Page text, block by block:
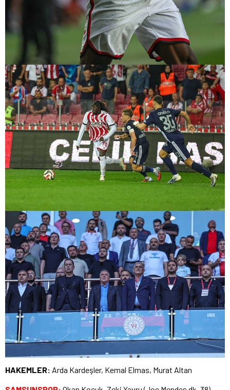
HAKEMLER: Arda Kardeşler, Kemal Elmas, Murat Altan